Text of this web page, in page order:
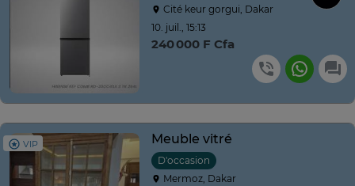
Cité keur gorgui, Dakar
10. juil., 15:13
240 000 F Cfa
VIP Meuble vitré
D'occasion
Mermoz, Dakar